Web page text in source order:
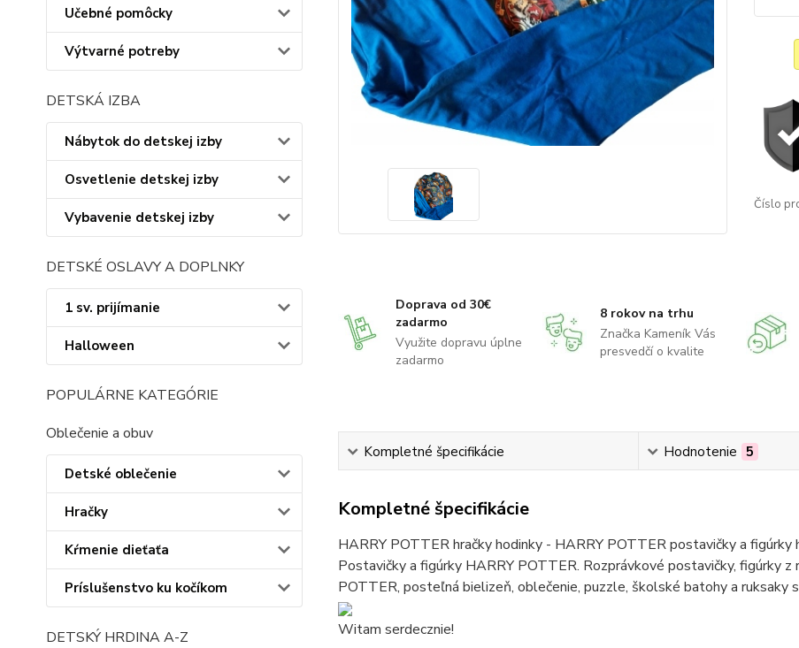
Učebné pomôcky
Výtvarné potreby
DETSKÁ IZBA
Nábytok do detskej izby
Osvetlenie detskej izby
Vybavenie detskej izby
DETSKÉ OSLAVY A DOPLNKY
1 sv. prijímanie
Halloween
POPULÁRNE KATEGÓRIE
Oblečenie a obuv
Detské oblečenie
Hračky
Kŕmenie dieťaťa
Príslušenstvo ku kočíkom
DETSKÝ HRDINA A-Z
Číslo
Doprava od 30€
zadarmo
Využite dopravu úplne
zadarmo
8 rokov na trhu
Značka Kameník Vás
presvedčí o kvalite
Kompletné špecifikácie Hodnotenie 5
Kompletné špecifikácie
HARRY POTTER hračky hodinky - HARRY POTTER postavičky a
Postavičky a figúrky HARRY POTTER. Rozprávkové postavičky, figúrky
POTTER, posteľná bielizeň, oblečenie, puzzle, školské batohy a ruksaky
Witam serdecznie!